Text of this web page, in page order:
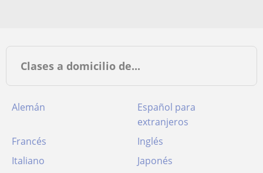
Clases a domicilio de...
Alemán
Español para
extranjeros
Francés
Inglés
Italiano
Japonés